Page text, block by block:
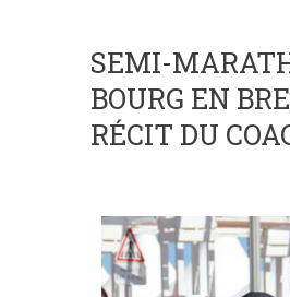
SEMI-
BOURG EN
RÉCIT DU